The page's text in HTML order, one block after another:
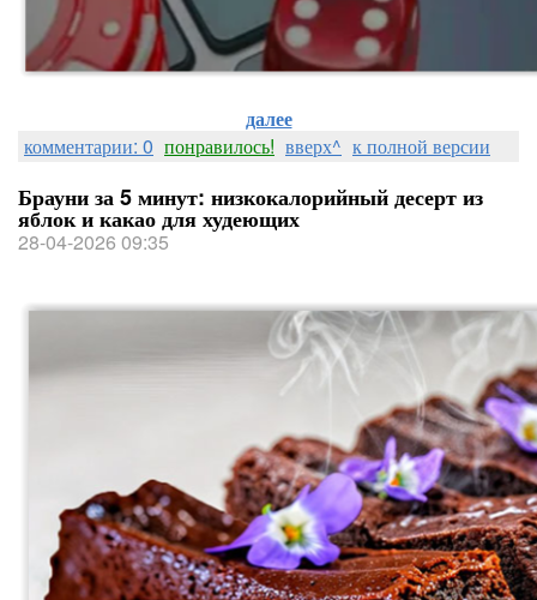
далее
комментарии: 0 понравилось! вверх^ к полной версии
Брауни за 5 минут: низкокалорийный десерт из
яблок и какао для худеющих
28-04-2026 09:35